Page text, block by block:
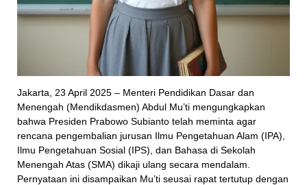
Jakarta, 23 April 2025 – Menteri Pendidikan Dasar dan
Menengah (Mendikdasmen) Abdul Mu’ti mengungkapkan
bahwa Presiden Prabowo Subianto telah meminta agar
rencana pengembalian jurusan Ilmu Pengetahuan Alam (IPA),
Ilmu Pengetahuan Sosial (IPS), dan Bahasa di Sekolah
Menengah Atas (SMA) dikaji ulang secara mendalam.
Pernyataan ini disampaikan Mu’ti seusai rapat tertutup dengan